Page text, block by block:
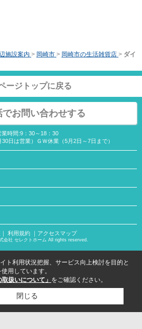
施設案内 > 岡崎市 > 岡崎市の生活雑貨店 > ダイ
ージトップに戻る
でお問い合わせする
業時間:9：30～18：30
日は営業）ＧＷ休業（5月2日～7日まで）
｜ 利用規約｜ アクセスマップ
会社 セレクトホーム All rights reserved.
ト利用状況把握、サービス向上検討を目的と
用しています。
取扱いについて」 をご確認ください。
閉じる